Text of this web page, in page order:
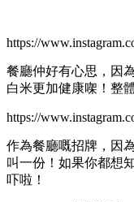
https://
餐廳仲好有心思，因
白米更加健康㗎！整
https://
作為餐廳嘅招牌，因
叫一份！如果你都想
吓啦！